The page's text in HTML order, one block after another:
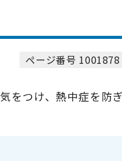
ページ番号 1001878
をつけ、熱中症を防ぎ